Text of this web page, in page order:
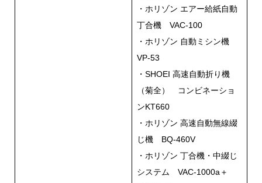
・ホリゾン エアー給紙自動
丁合機 VAC-100
・ホリゾン 自動ミシン機
VP-53
・SHOEI 高速自動折り機
（菊全） コンビネーショ
ンKT660
・ホリゾン 高速自動無線綴
じ機 BQ-460V
・ホリゾン 丁合機・中綴じ
システム VAC-1000a＋